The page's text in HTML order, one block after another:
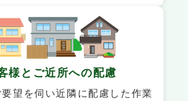
様と ご近所への配慮
望を伺い近隣に配慮した作業